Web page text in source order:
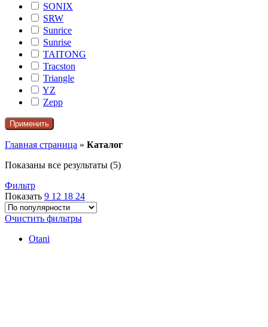
SONIX
SRW
Sunrice
Sunrise
TAITONG
Tracston
Triangle
YZ
Zepp
Применить
Главная страница » Каталог
Показаны все результаты (5)Сортировка:
Фильтр
Показать 9 12 18 24
Очистить фильтры
Otani